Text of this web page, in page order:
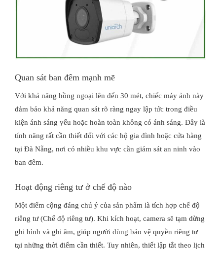
Quan sát ban đêm mạnh mẽ
Với khả năng hồng ngoại lên đến 30 mét, chiếc máy ảnh này
đảm bảo khả năng quan sát rõ ràng ngay lập tức trong điều
kiện ánh sáng yếu hoặc hoàn toàn không có ánh sáng. Đây là
tính năng rất cần thiết đối với các hộ gia đình hoặc cửa hàng
tại Đà Nẵng, nơi có nhiều khu vực cần giám sát an ninh vào
ban đêm.
Hoạt động riêng tư ở chế độ nào
Một điểm cộng đáng chú ý của sản phẩm là tích hợp chế độ
riêng tư (Chế độ riêng tư). Khi kích hoạt, camera sẽ tạm dừng
ghi hình và ghi âm, giúp người dùng bảo vệ quyền riêng tư
tại những thời điểm cần thiết. Tuy nhiên, thiết lập tắt theo lịch